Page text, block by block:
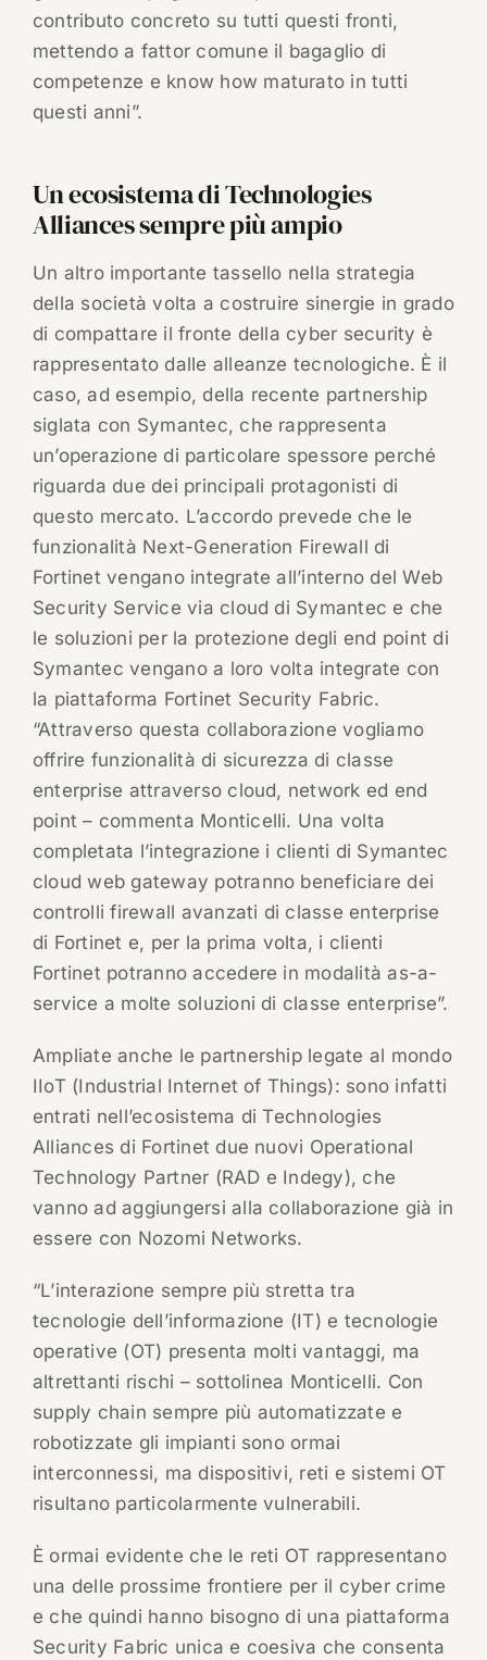
contributo concreto su tutti questi fronti,
mettendo a fattor comune il bagaglio di
competenze e know how maturato in tutti
questi anni”.
Un ecosistema di Technologies
Alliances sempre più ampio
Un altro importante tassello nella strategia
della società volta a costruire sinergie in grado
di compattare il fronte della cyber security è
rappresentato dalle alleanze tecnologiche. È il
caso, ad esempio, della recente partnership
siglata con Symantec, che rappresenta
un’operazione di particolare spessore perché
riguarda due dei principali protagonisti di
questo mercato. L’accordo prevede che le
funzionalità Next-Generation Firewall di
Fortinet vengano integrate all’interno del Web
Security Service via cloud di Symantec e che
le soluzioni per la protezione degli end point di
Symantec vengano a loro volta integrate con
la piattaforma Fortinet Security Fabric.
“Attraverso questa collaborazione vogliamo
offrire funzionalità di sicurezza di classe
enterprise attraverso cloud, network ed end
point – commenta Monticelli. Una volta
completata l’integrazione i clienti di Symantec
cloud web gateway potranno beneficiare dei
controlli firewall avanzati di classe enterprise
di Fortinet e, per la prima volta, i clienti
Fortinet potranno accedere in modalità as-a-
service a molte soluzioni di classe enterprise”.
Ampliate anche le partnership legate al mondo
IIoT (Industrial Internet of Things): sono infatti
entrati nell’ecosistema di Technologies
Alliances di Fortinet due nuovi Operational
Technology Partner (RAD e Indegy), che
vanno ad aggiungersi alla collaborazione già in
essere con Nozomi Networks.
“L’interazione sempre più stretta tra
tecnologie dell’informazione (IT) e tecnologie
operative (OT) presenta molti vantaggi, ma
altrettanti rischi – sottolinea Monticelli. Con
supply chain sempre più automatizzate e
robotizzate gli impianti sono ormai
interconnessi, ma dispositivi, reti e sistemi OT
risultano particolarmente vulnerabili.
È ormai evidente che le reti OT rappresentano
una delle prossime frontiere per il cyber crime
e che quindi hanno bisogno di una piattaforma
Security Fabric unica e coesiva che consenta